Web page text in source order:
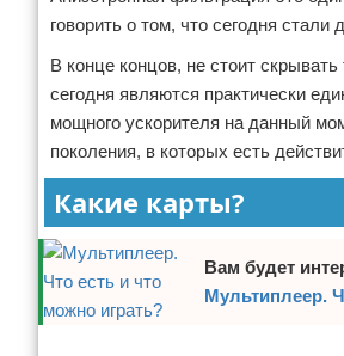
Отказ от ответственности
говорить о том, что сегодня
В конце концов, не стоит
сегодня являются практически
мощного ускорителя на данный
поколения, в которых есть
Какие карты?
Вам будет
Мультиплеер.